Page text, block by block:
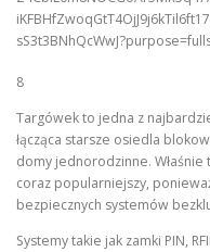
8
Targówek to jedna z
łącząca starsze osiedla
domy jednorodzinne. Właśnie
coraz popularniejszy,
bezpiecznych systemów
Systemy takie jak zamki PIN,